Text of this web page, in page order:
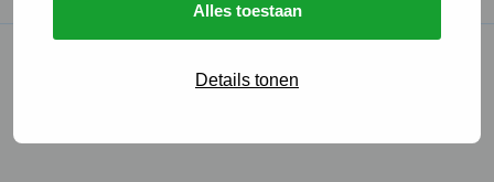
Alles toestaan
Details tonen